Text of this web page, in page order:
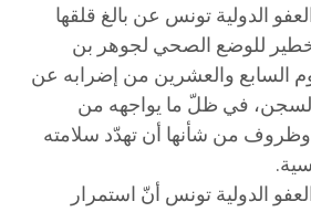
الدولية تونس عن بالغ قلقها
للوضع الصحي لجوهر بن
السابع والعشرين من إضرابه عن
في ظلّ ما يواجهه من
من شأنها أن تهدّد سلامته
الدولية تونس أنّ استمرار